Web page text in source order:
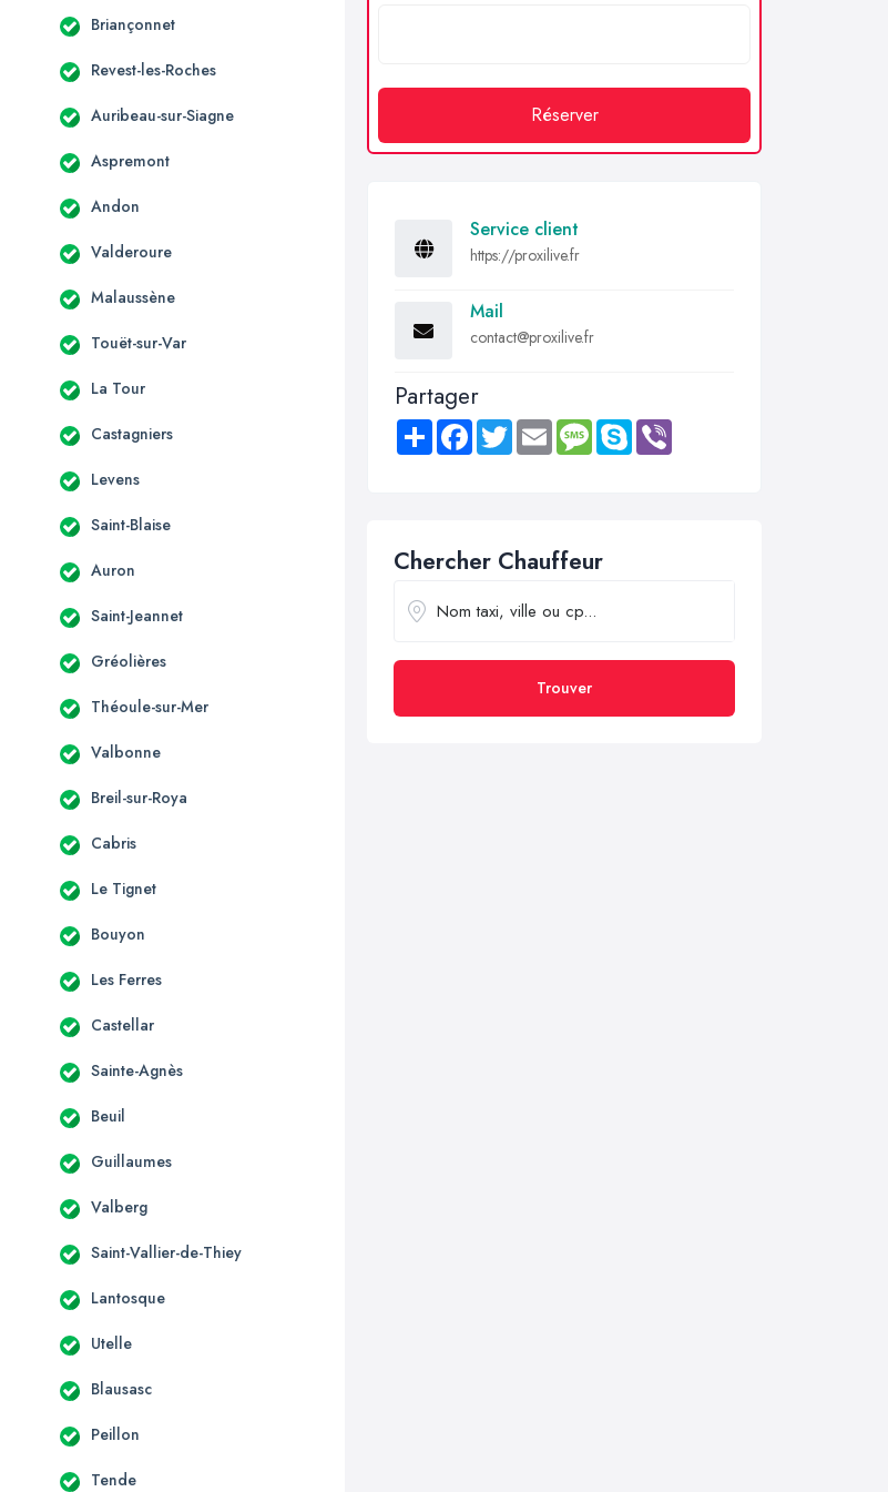
Briançonnet
Revest-les-Roches
Auribeau-sur-Siagne
Aspremont
Andon
Valderoure
Malaussène
Touët-sur-Var
La Tour
Castagniers
Levens
Saint-Blaise
Auron
Saint-Jeannet
Gréolières
Théoule-sur-Mer
Valbonne
Breil-sur-Roya
Cabris
Le Tignet
Bouyon
Les Ferres
Castellar
Sainte-Agnès
Beuil
Guillaumes
Valberg
Saint-Vallier-de-Thiey
Lantosque
Utelle
Blausasc
Peillon
Tende
Réserver
Service client
https://proxilive.fr
Mail
contact@proxilive.fr
Partager
Share FacebookTwitter Email MessageSkype
Chercher Chauffeur
Trouver